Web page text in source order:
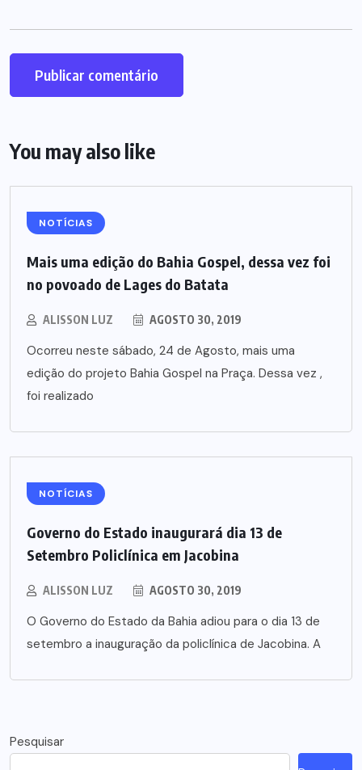
You may also like
NOTÍCIAS
Mais uma edição do Bahia Gospel, dessa vez foi
no povoado de Lages do Batata
ALISSON LUZ AGOSTO 30, 2019
Ocorreu neste sábado, 24 de Agosto, mais uma
edição do projeto Bahia Gospel na Praça. Dessa vez ,
foi realizado
NOTÍCIAS
Governo do Estado inaugurará dia 13 de
Setembro Policlínica em Jacobina
ALISSON LUZ AGOSTO 30, 2019
O Governo do Estado da Bahia adiou para o dia 13 de
setembro a inauguração da policlínica de Jacobina. A
Pesquisar